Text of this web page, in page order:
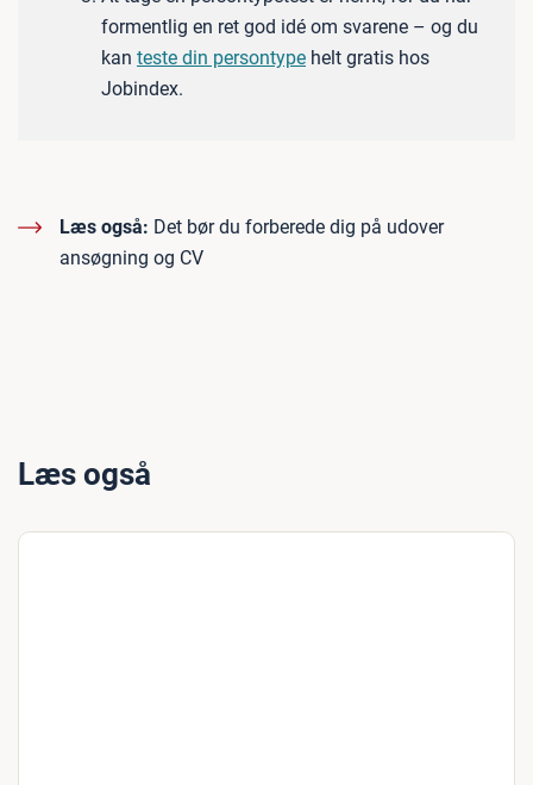
formentlig en ret god idé om svarene – og du
kan teste din persontype helt gratis hos
Jobindex.
Læs også: Det bør du forberede dig på udover
ansøgning og CV
Læs også